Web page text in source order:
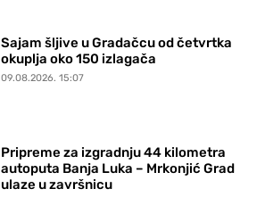
Sajam šljive u Gradačcu od četvrtka
okuplja oko 150 izlagača
09.08.2026. 15:07
Pripreme za izgradnju 44 kilometra
autoputa Banja Luka – Mrkonjić Grad
ulaze u završnicu